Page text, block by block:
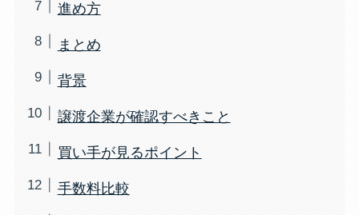
進め方
まとめ
背景
譲渡企業が確認すべきこと
買い手が見るポイント
手数料比較